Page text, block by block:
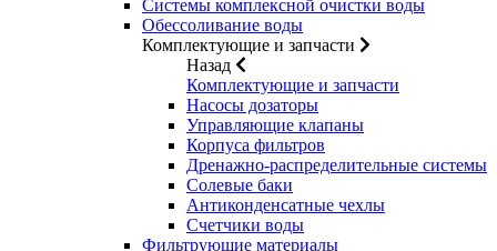
Системы комплексной очистки воды
Обессоливание воды
Комплектующие и запчасти
Назад
Комплектующие и запчасти
Насосы дозаторы
Управляющие клапаны
Корпуса фильтров
Дренажно-распределительные системы
Солевые баки
Антиконденсатные чехлы
Счетчики воды
Фильтрующие материалы